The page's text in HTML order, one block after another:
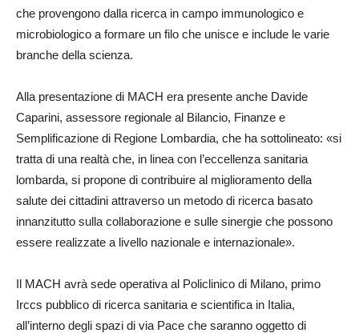
che provengono dalla ricerca in campo immunologico e
microbiologico a formare un filo che unisce e include le varie
branche della scienza.
Alla presentazione di MACH era presente anche Davide
Caparini, assessore regionale al Bilancio, Finanze e
Semplificazione di Regione Lombardia, che ha sottolineato: «si
tratta di una realtà che, in linea con l’eccellenza sanitaria
lombarda, si propone di contribuire al miglioramento della
salute dei cittadini attraverso un metodo di ricerca basato
innanzitutto sulla collaborazione e sulle sinergie che possono
essere realizzate a livello nazionale e internazionale».
Il MACH avrà sede operativa al Policlinico di Milano, primo
Irccs pubblico di ricerca sanitaria e scientifica in Italia,
all’interno degli spazi di via Pace che saranno oggetto di